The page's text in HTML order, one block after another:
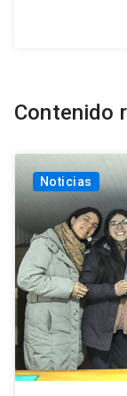
Contenido
Noticias